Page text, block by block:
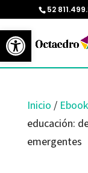
Abrir barra de
52
Inicio /
educación:
emergentes